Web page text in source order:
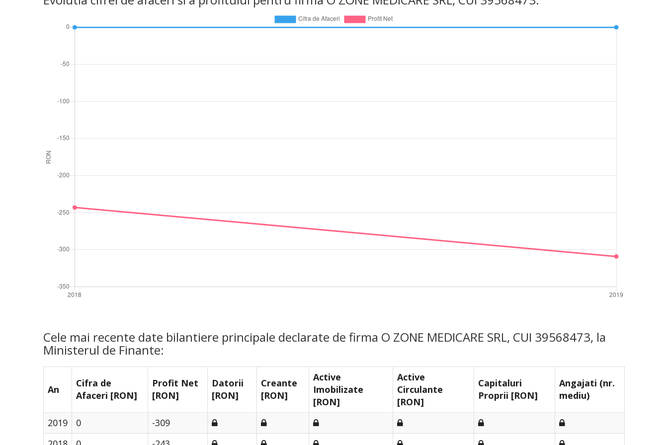
Cele mai recente date bilantiere principale declarate de firma O ZONE MEDICARE SRL, CUI 39568473, la
Ministerul de Finante:
An
Cifra de
Afaceri [RON]
Profit Net
[RON]
Datorii
[RON]
Creante
[RON]
Active
Imobilizate
[RON]
Active
Circulante
[RON]
Capitaluri
Proprii [RON]
Angajati (nr.
mediu)
2019 0
-309